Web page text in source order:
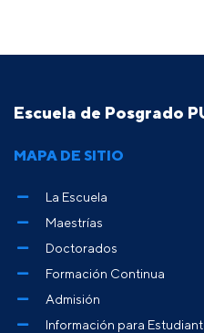
Escuela de Posgrado
MAPA DE SITIO
La Escuela
Maestrías
Doctorados
Formación Continua
Admisión
Información para